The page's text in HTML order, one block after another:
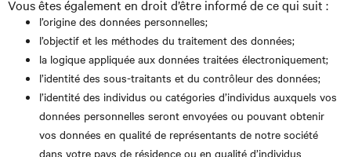
Vous êtes également en droit d’être informé de ce qui suit :
l’origine des données personnelles;
l’objectif et les méthodes du traitement des données;
la logique appliquée aux données traitées électroniquement;
l’identité des sous-traitants et du contrôleur des données;
l’identité des individus ou catégories d’individus auxquels vos
données personnelles seront envoyées ou pouvant obtenir
vos données en qualité de représentants de notre société
dans votre pays de résidence ou en qualité d’individus